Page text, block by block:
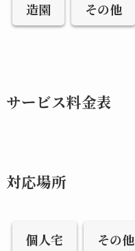
造園 その他
サービス料金表
対応場所
個人宅 その他